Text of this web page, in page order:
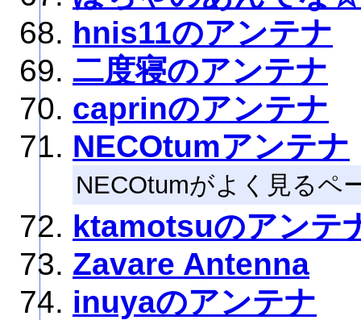
hnis11のアンテナ
二度寝のアンテナ
caprinのアンテナ
NECOtumアンテナ
NECOtumがよく見るペ
ktamotsuのアンテ
Zavare Antenna
inuyaのアンテナ